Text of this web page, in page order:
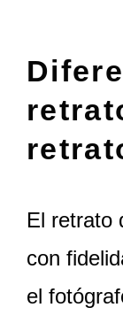
El retrato
con
el